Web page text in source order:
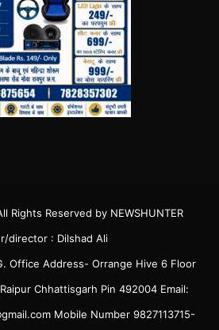
Rights Reserved by NEWSHUNTER
director : Dilshad Ali
Office Address- Orrange Hive 6 Floor
Chhattisgarh Pin 492004 Email:
Mobile Number 9827113715-